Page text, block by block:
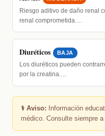
Riesgo aditivo de daño renal
renal comprometida.…
Diuréticos BAJA
Los diuréticos pueden
por la creatina.…
⚕️ Aviso: Información
médico. Consulte siempre